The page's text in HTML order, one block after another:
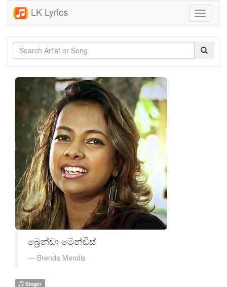
LK Lyrics
Toggle
බ්‍රෙන්ඩා මෙන්ඩිස්
Brenda Mendis
Singer